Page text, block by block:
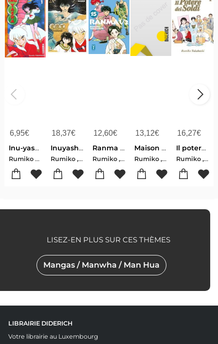
6,95€
Inu-yasha Tome 1
Rumiko Takahashi
18,37€
Inuyasha. Wide edition. Vol. 29
Rumiko , Takahashi
12,60€
Ranma 1/2 - new edition 15
Rumiko , Takahashi
13,12€
Maison Ikkoku. Perfect edition. Vol. 10
Rumiko , Takahashi
16,27€
Il potere dei soldi
Rumiko , Takahashi
Mangas / Manwha / Man Hua
LISEZ-EN PLUS SUR CES THÈMES
LIBRAIRIE DIDERICH
Votre librairie au Luxembourg